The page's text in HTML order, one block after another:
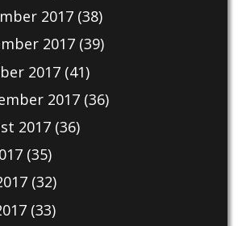
2017(38)
2017(39)
2017(41)
2017(36)
2017(36)
(35)
(32)
(33)